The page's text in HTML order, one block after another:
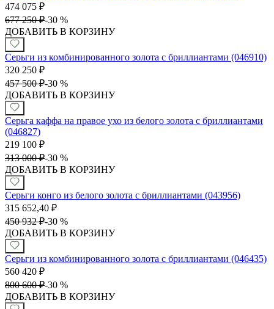
474 075 ₽
677 250 ₽-30 %
ДОБАВИТЬ В КОРЗИНУ
Серьги из комбинированного золота с бриллиантами (046910)
320 250 ₽
457 500 ₽-30 %
ДОБАВИТЬ В КОРЗИНУ
Серьга каффа на правое ухо из белого золота с бриллиантами
(046827)
219 100 ₽
313 000 ₽-30 %
ДОБАВИТЬ В КОРЗИНУ
Серьги конго из белого золота с бриллиантами (043956)
315 652,40 ₽
450 932 ₽-30 %
ДОБАВИТЬ В КОРЗИНУ
Серьги из комбинированного золота с бриллиантами (046435)
560 420 ₽
800 600 ₽-30 %
ДОБАВИТЬ В КОРЗИНУ